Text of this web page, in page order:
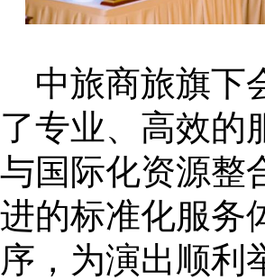
中旅商旅旗下
了专业、高效的
与国际化资源整
进的标准化服务
序，为演出顺利